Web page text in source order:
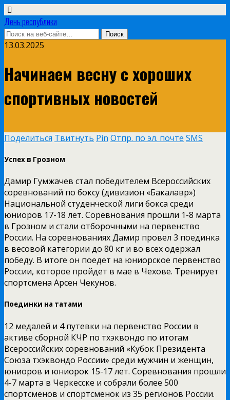
День республики
13.03.2025
Начинаем весну с хороших
спортивных новостей
Поделиться Твитнуть Pin Отпр. по эл. почте SMS
Успех в Грозном
Дамир Гумжачев стал победителем Всероссийских
соревнований по боксу (дивизион «Бакалавр»)
Национальной студенческой лиги бокса среди
юниоров 17-18 лет. Соревнования прошли 1-8 марта
в Грозном и стали отборочными на первенство
России. На соревнованиях Дамир провел 3 поединка
в весовой категории до 80 кг и во всех одержал
победу. В итоге он поедет на юниорское первенство
России, которое пройдет в мае в Чехове. Тренирует
спортсмена Арсен Чекунов.
Поединки на татами
12 медалей и 4 путевки на первенство России в
активе сборной КЧР по тхэквондо по итогам
Всероссийских соревнований «Кубок Президента
Союза тхэквондо России» среди мужчин и женщин,
юниоров и юниорок 15-17 лет. Соревнования прошли
4-7 марта в Черкесске и собрали более 500
спортсменов и спортсменок из 35 регионов России.